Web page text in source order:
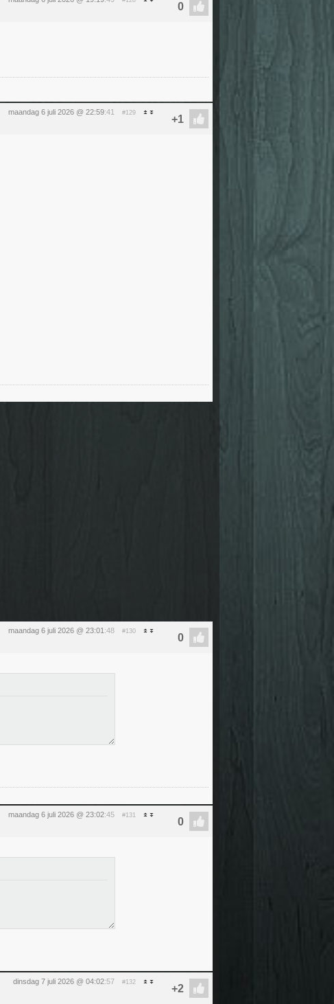
maandag 6 juli 2026 @ 22:59:41 #129
maandag 6 juli 2026 @ 23:01 :48 #130
maandag 6 juli 2026 @ 23:02:45 #131
dinsdag 7 juli 2026 @ 04:02:57 #132